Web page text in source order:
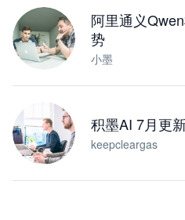
阿里通义
势
小墨
积墨AI 7月更
keepcleargas